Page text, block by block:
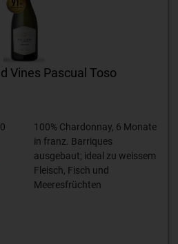
Vines Pascual Toso
100% Chardonnay, 6 Monate
in franz. Barriques
ausgebaut; ideal zu weissem
Fleisch, Fisch und
Meeresfrüchten